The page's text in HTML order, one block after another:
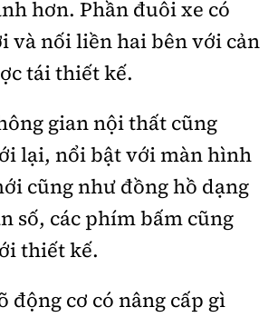
hơn. Phần đuôi xe có
và nối liền hai bên với cản
tái thiết kế.
gian nội thất cũng
lại, nổi bật với màn hình
cũng như đồng hồ dạng
số, các phím bấm cũng
thiết kế.
động cơ có nâng cấp gì